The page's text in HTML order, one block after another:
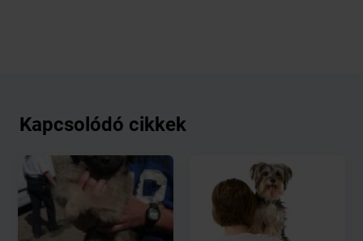
Kapcsolódó cikkek